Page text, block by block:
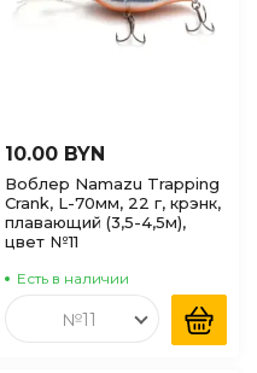
10.00 BYN
Воблер Namazu Trapping
Crank, L-70мм, 22 г, крэнк,
плавающий (3,5-4,5м),
цвет №11
Есть в наличии
№11